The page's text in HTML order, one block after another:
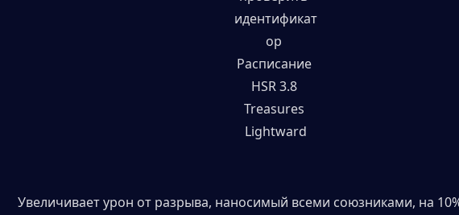
Увеличивает урон от разрыва, наносимый всеми союзниками, на